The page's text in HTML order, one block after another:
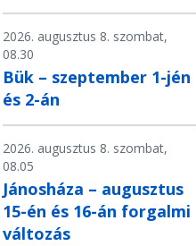
2026. augusztus 8. szombat,
08.30
Bük – szeptember 1-jén
és 2-án
2026. augusztus 8. szombat,
08.05
Jánosháza – augusztus
15-én és 16-án forgalmi
változás